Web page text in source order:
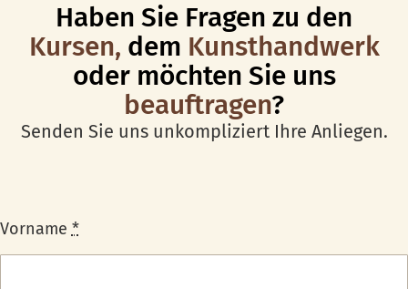
Haben Sie Fragen zu den
Kursen, dem Kunsthandwerk
oder möchten Sie uns
beauftragen?
Senden Sie uns unkompliziert Ihre Anliegen.
Vorname *